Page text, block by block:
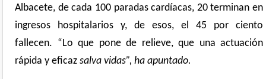
Albacete, de cada 100 paradas cardíacas, 20 terminan en
ingresos hospitalarios y, de esos, el 45 por ciento
fallecen. “Lo que pone de relieve, que una actuación
rápida y eficaz salva vidas”, ha apuntado.